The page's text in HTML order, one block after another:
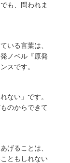
も、問われま
いる言葉は、
ノベル『原発
スです。
ない」です。
のからできて
げることは、
ともしれない